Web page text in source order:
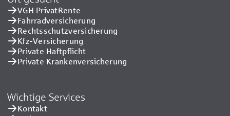
VGH PrivatRente
Fahrradversicherung
Rechtsschutzversicherung
Kfz-Versicherung
Private Haftpflicht
Private Kranken­versicherung
Wichtige Services
Kontakt